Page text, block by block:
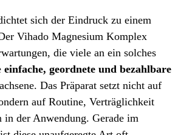
sich der Eindruck zu einem
Vihado Magnesium Komplex
die viele an ein solches
einfache, geordnete und bezahlbare
Das Präparat setzt nicht auf
auf Routine, Verträglichkeit
in der Anwendung. Gerade im